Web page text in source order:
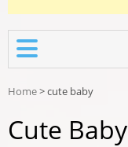
Home>cute baby
Cute Baby